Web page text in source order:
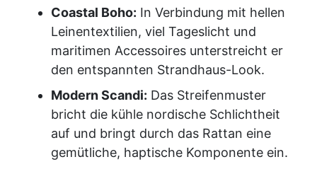
Coastal Boho: In Verbindung mit hellen
Leinentextilien, viel Tageslicht und
maritimen Accessoires unterstreicht er
den entspannten Strandhaus-Look.
Modern Scandi: Das Streifenmuster
bricht die kühle nordische Schlichtheit
auf und bringt durch das Rattan eine
gemütliche, haptische Komponente ein.